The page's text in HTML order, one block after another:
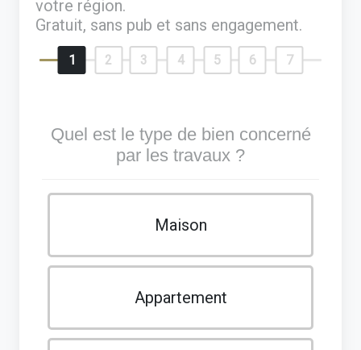
votre région.
Gratuit, sans pub et sans engagement.
1 2 3 4 5 6 7
Quel est le type de bien concerné
par les travaux ?
Maison
Appartement